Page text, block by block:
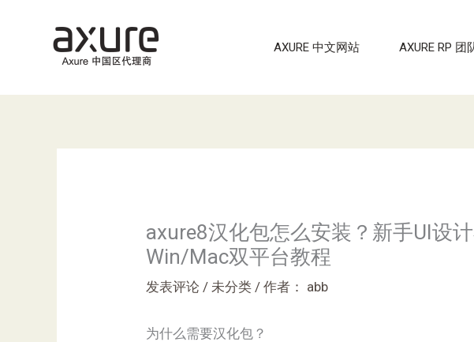
AXURE 中文网站 AXURE RP 团
axure8汉化包怎么安装？新手UI设
Win/Mac双平台教程
发表评论 / 未分类 / 作者： abb
为什么需要汉化包？